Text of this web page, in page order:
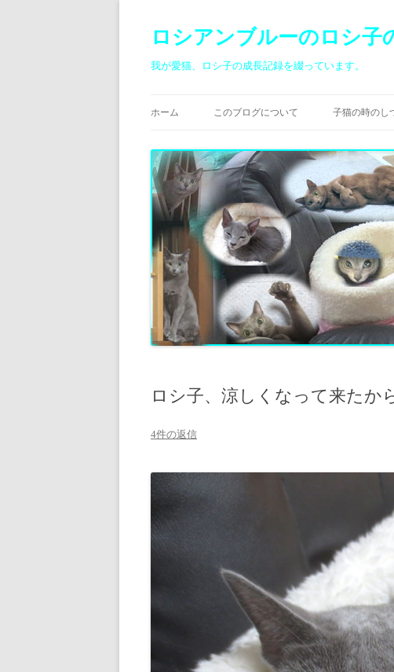
ロシアンブルーのロシ子
我が愛猫、ロシ子の成長記録を綴っています。
ホーム このブログについて 子猫の時のし
ロシ子、涼しくなって来たか
4件の返信